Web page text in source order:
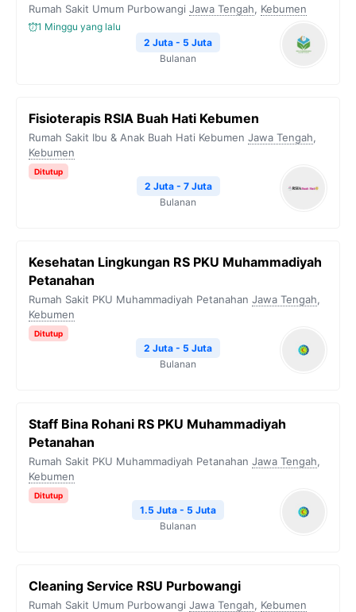
Rumah Sakit Umum Purbowangi Jawa Tengah, Kebumen
1 Minggu yang lalu
2 Juta - 5 Juta
Bulanan
Fisioterapis RSIA Buah Hati Kebumen
Rumah Sakit Ibu & Anak Buah Hati Kebumen Jawa Tengah,
Kebumen
Ditutup
2 Juta - 7 Juta
Bulanan
Kesehatan Lingkungan RS PKU Muhammadiyah
Petanahan
Rumah Sakit PKU Muhammadiyah Petanahan Jawa Tengah,
Kebumen
Ditutup
2 Juta - 5 Juta
Bulanan
Staff Bina Rohani RS PKU Muhammadiyah
Petanahan
Rumah Sakit PKU Muhammadiyah Petanahan Jawa Tengah,
Kebumen
Ditutup
1.5 Juta - 5 Juta
Bulanan
Cleaning Service RSU Purbowangi
Rumah Sakit Umum Purbowangi Jawa Tengah, Kebumen